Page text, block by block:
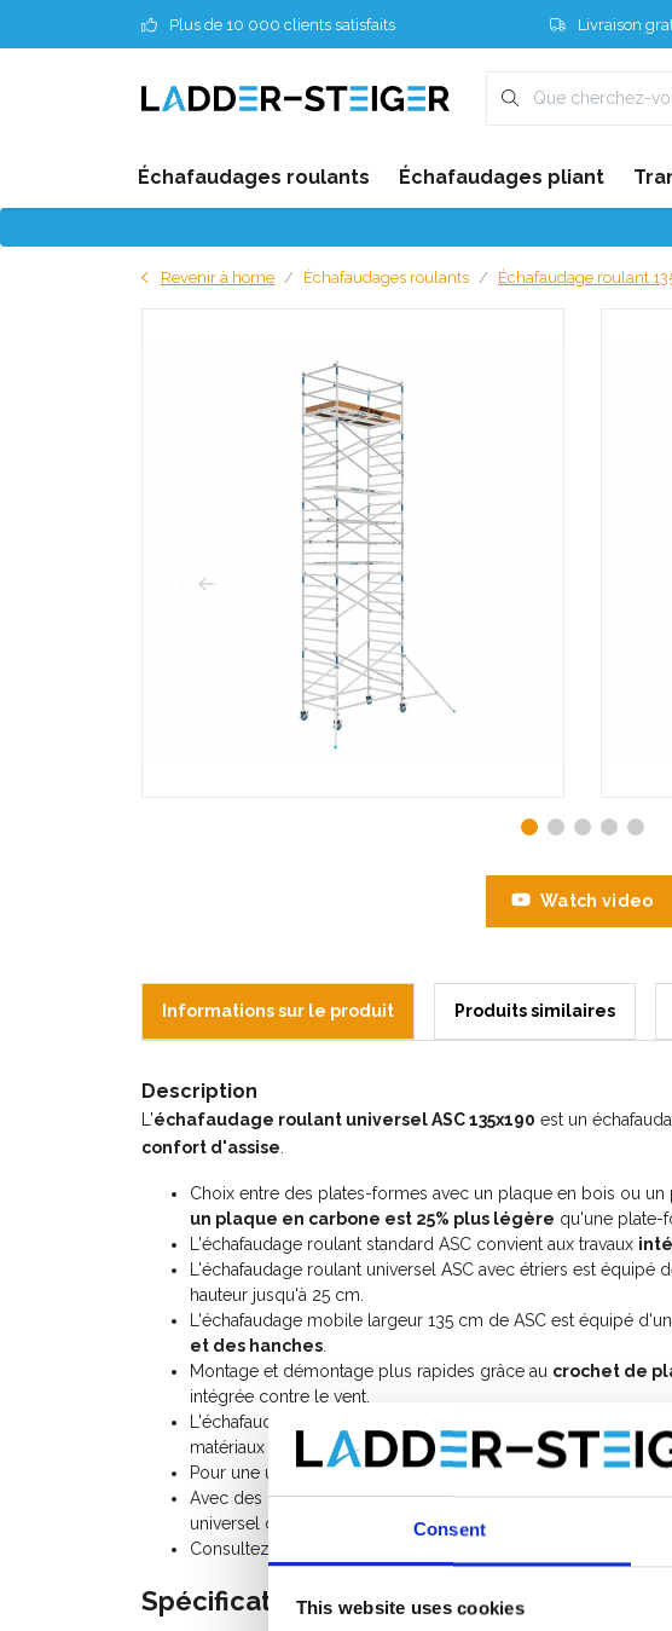
Consent
This website uses cookies
Plus de 10 000 clients satisfaits Livraison
Échafaudages roulants Échafaudages pliant
Revenir à home Échafaudages roulants Échafaudage roulant
Watch video
Informations sur le produit Produits similaires
Description
L'échafaudage roulant universel ASC 135x190 est un
confort d'assise
Choix entre des plates-formes avec un plaque en bois ou un
un plaque en carbone est 25% plus légère qu'une plate-
L'échafaudage roulant standard ASC convient aux travaux
L'échafaudage roulant universel ASC avec étriers est équipé
hauteur jusqu'à 25 cm.
L'échafaudage mobile largeur 135 cm de ASC est équipé
et des hanches
Montage et démontage plus rapides grâce au crochet de
intégrée contre le vent.
L'échafaudage roulant universel ASC est équipé d'un
matériaux ou des outils ne tombent de la plate-forme.
Pour une utilisation autonome, vous aurez besoin de 4
Avec des pièces d'échafaudage roulant supplémentaires,
universel de 135 cm de large à une hauteur de travail de 14
Consultez le
Spécifications: